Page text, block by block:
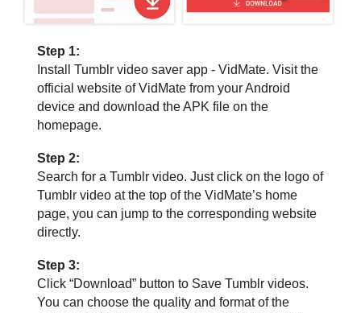
Step 1:
Install Tumblr video saver app - VidMate. Visit the
official website of VidMate from your Android
device and download the APK file on the
homepage.
Step 2:
Search for a Tumblr video. Just click on the logo of
Tumblr video at the top of the VidMate’s home
page, you can jump to the corresponding website
directly.
Step 3:
Click “Download” button to Save Tumblr videos.
You can choose the quality and format of the